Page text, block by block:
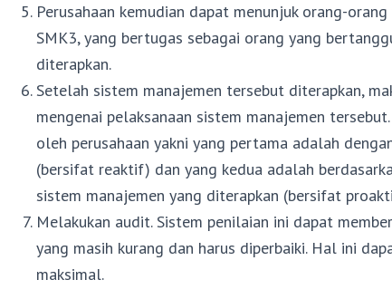
Perusahaan kemudian dapat menunjuk orang-
SMK3, yang bertugas sebagai orang yang
diterapkan.
Setelah sistem manajemen tersebut diterapkan,
mengenai pelaksanaan sistem manajemen
oleh perusahaan yakni yang pertama adalah
(bersifat reaktif) dan yang kedua adalah
sistem manajemen yang diterapkan (bersifat
Melakukan audit. Sistem penilaian ini dapat
yang masih kurang dan harus diperbaiki. Hal ini
maksimal.